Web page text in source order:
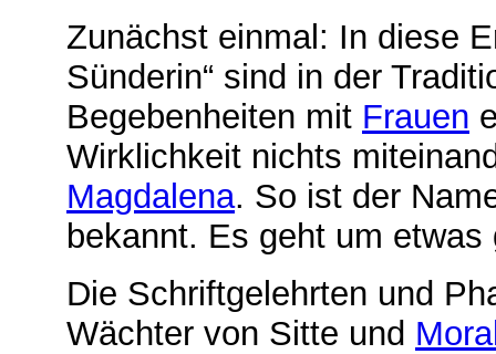
Zunächst einmal: In diese
Sünderin“ sind in der
Begebenheiten mit Frauen
Wirklichkeit nichts
Magdalena. So ist der
bekannt. Es geht um
Die Schriftgelehrten und
Wächter von Sitte und